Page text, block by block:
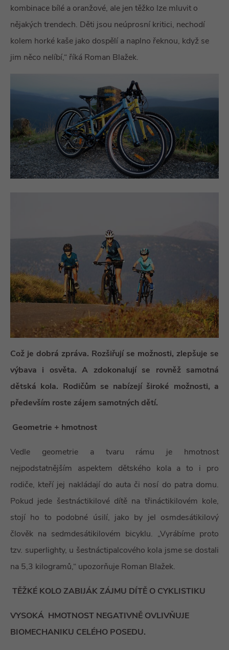
kombinace bílé a oranžové, ale jen těžko lze mluvit o
nějakých trendech. Děti jsou neúprosní kritici, nechodí
kolem horké kaše jako dospělí a naplno řeknou, když se
jim něco nelíbí,“ říká Roman Blažek.
Což je dobrá zpráva. Rozšiřují se možnosti, zlepšuje se
výbava i osvěta. A zdokonalují se rovněž samotná
dětská kola. Rodičům se nabízejí široké možnosti, a
především roste zájem samotných dětí.
Geometrie + hmotnost
Vedle geometrie a tvaru rámu je hmotnost
nejpodstatnějším aspektem dětského kola a to i pro
rodiče, kteří jej nakládají do auta či nosí do patra domu.
Pokud jede šestnáctikilové dítě na třináctikilovém kole,
stojí ho to podobné úsilí, jako by jel osmdesátikilový
člověk na sedmdesátikilovém bicyklu. „Vyrábíme proto
tzv. superlighty, u šestnáctipalcového kola jsme se dostali
na 5,3 kilogramů,“ upozorňuje Roman Blažek.
TĚŽKÉ KOLO ZABIJÁK ZÁJMU DÍTĚ O CYKLISTIKU
VYSOKÁ HMOTNOST NEGATIVNĚ OVLIVŇUJE
BIOMECHANIKU CELÉHO POSEDU.